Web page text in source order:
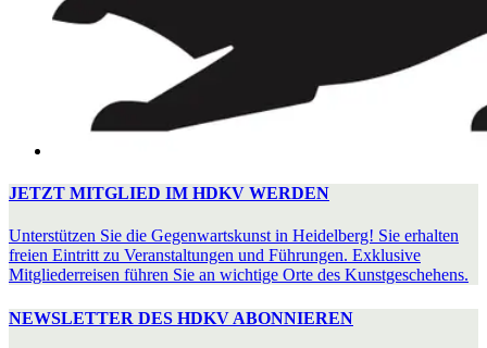
JETZT MITGLIED IM HDKV WERDEN
Unterstützen Sie die Gegenwartskunst in Heidelberg! Sie erhalten
freien Eintritt zu Veranstaltungen und Führungen. Exklusive
Mitgliederreisen führen Sie an wichtige Orte des Kunstgeschehens.
NEWSLETTER DES HDKV ABONNIEREN